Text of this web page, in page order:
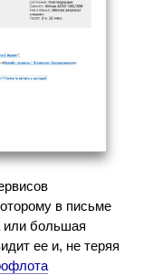
в письме
или большая
ее и, не теряя